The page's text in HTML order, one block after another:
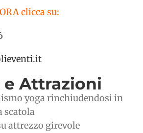
clicca su:
Attrazioni
yoga rinchiudendosi in
scatola
attrezzo girevole